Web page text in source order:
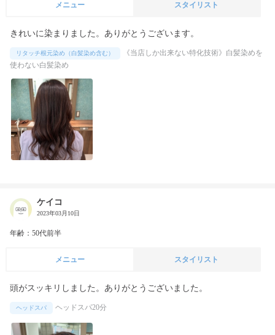
メニュー スタイリスト
きれいに染まりました。ありがとうございます。
リタッチ根元染め（白髪染め含む）
《当店しか出来ない特化技術》白髪染めを
使わない白髪染め
ケイコ
2023年03月10日
年齢：50代前半
メニュー スタイリスト
頭がスッキリしました。ありがとうございました。
ヘッドスパ ヘッドスパ20分